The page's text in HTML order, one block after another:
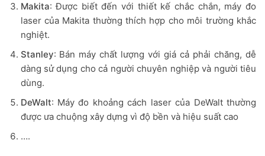
Makita: Được biết đến với thiết kế chắc chắn, máy đo
laser của Makita thường thích hợp cho môi trường khắc
nghiệt.
Stanley: Bán máy chất lượng với giá cả phải chăng, dễ
dàng sử dụng cho cả người chuyên nghiệp và người tiêu
dùng.
DeWalt: Máy đo khoảng cách laser của DeWalt thường
được ưa chuộng xây dựng vì độ bền và hiệu suất cao
….